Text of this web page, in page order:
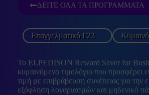
ΔΕΙΤΕ ΟΛΑ ΤΑ ΠΡΟΓΡΑΜΜΑΤΑ
Επαγγελματικό Γ23
Το ELPEDISON Reward Saver for
κυμαινόμενο τιμολόγιο που προσφέρει
τιμή με επιβράβευση συνέπειας για την
εξόφληση λογαριασμών και μηδενικό